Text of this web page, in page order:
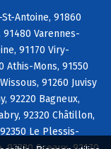
Antoine, 91860
Varennes-
91170 Viry-
Athis-Mons, 91550
91260 Juvisy
92220 Bagneux,
92320 Châtillon,
Le Plessis-